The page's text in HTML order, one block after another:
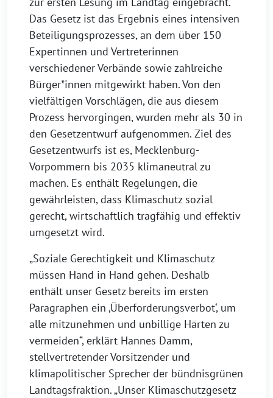
Das Gesetz ist das Ergebnis eines intensiven
Beteiligungsprozesses, an dem über 150
Expertinnen und Vertreterinnen
verschiedener Verbände sowie zahlreiche
Bürger*innen mitgewirkt haben. Von den
vielfältigen Vorschlägen, die aus diesem
Prozess hervorgingen, wurden mehr als 30 in
den Gesetzentwurf aufgenommen. Ziel des
Gesetzentwurfs ist es, Mecklenburg-
Vorpommern bis 2035 klimaneutral zu
machen. Es enthält Regelungen, die
gewährleisten, dass Klimaschutz sozial
gerecht, wirtschaftlich tragfähig und effektiv
umgesetzt wird.
„Soziale Gerechtigkeit und Klimaschutz
müssen Hand in Hand gehen. Deshalb
enthält unser Gesetz bereits im ersten
Paragraphen ein ‚Überforderungsverbot‘, um
alle mitzunehmen und unbillige Härten zu
vermeiden“, erklärt Hannes Damm,
stellvertretender Vorsitzender und
klimapolitischer Sprecher der bündnisgrünen
Landtagsfraktion. „Unser Klimaschutzgesetz